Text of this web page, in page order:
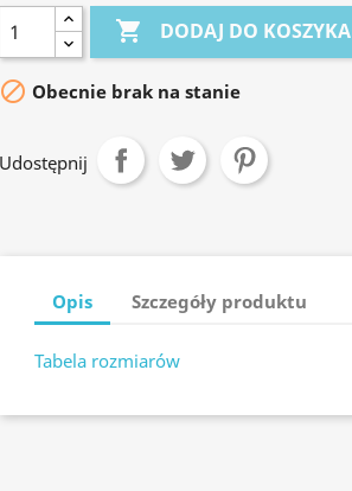
 DODAJ DO KOSZYKA
 Obecnie brak na stanie
Udostępnij
Opis Szczegóły produktu
Tabela rozmiarów